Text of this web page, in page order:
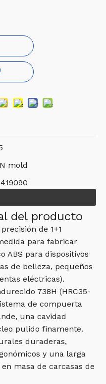
mold
del producto
de 1+1
para fabricar
ABS para dispositivos
de belleza, pequeños
eléctricas).
738H (HRC35-
de compuerta
una cavidad
pulido finamente.
duraderas,
y una larga
masa de carcasas de